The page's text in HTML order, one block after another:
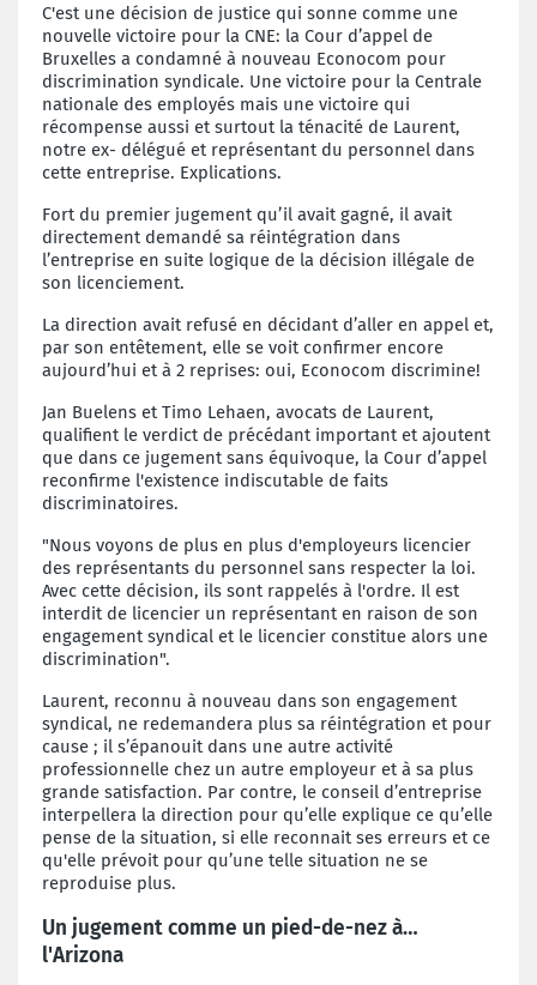
C'est une décision de justice qui sonne comme une
nouvelle victoire pour la CNE: la Cour d’appel de
Bruxelles a condamné à nouveau Econocom pour
discrimination syndicale. Une victoire pour la Centrale
nationale des employés mais une victoire qui
récompense aussi et surtout la ténacité de Laurent,
notre ex- délégué et représentant du personnel dans
cette entreprise. Explications.
Fort du premier jugement qu’il avait gagné, il avait
directement demandé sa réintégration dans
l’entreprise en suite logique de la décision illégale de
son licenciement.
La direction avait refusé en décidant d’aller en appel et,
par son entêtement, elle se voit confirmer encore
aujourd’hui et à 2 reprises: oui, Econocom discrimine!
Jan Buelens et Timo Lehaen, avocats de Laurent,
qualifient le verdict de précédant important et ajoutent
que dans ce jugement sans équivoque, la Cour d’appel
reconfirme l'existence indiscutable de faits
discriminatoires.
"Nous voyons de plus en plus d'employeurs licencier
des représentants du personnel sans respecter la loi.
Avec cette décision, ils sont rappelés à l'ordre. Il est
interdit de licencier un représentant en raison de son
engagement syndical et le licencier constitue alors une
discrimination".
Laurent, reconnu à nouveau dans son engagement
syndical, ne redemandera plus sa réintégration et pour
cause ; il s’épanouit dans une autre activité
professionnelle chez un autre employeur et à sa plus
grande satisfaction. Par contre, le conseil d’entreprise
interpellera la direction pour qu’elle explique ce qu’elle
pense de la situation, si elle reconnait ses erreurs et ce
qu'elle prévoit pour qu’une telle situation ne se
reproduise plus.
Un jugement comme un pied-de-nez à…
l'Arizona